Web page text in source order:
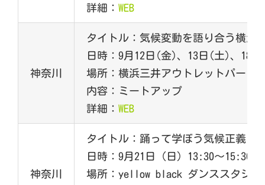
詳細： WEB
神奈川
タイトル：気候変動を語り合う横浜
日時：9月12日(金)、13日(土)、18
場所：横浜三井アウトレットパーク
内容：ミートアップ
詳細： WEB
神奈川
タイトル：踊って学ぼう気候正義＆
日時：9月21日（日）13:30～15:30
場所：yellow black ダンススタジオ